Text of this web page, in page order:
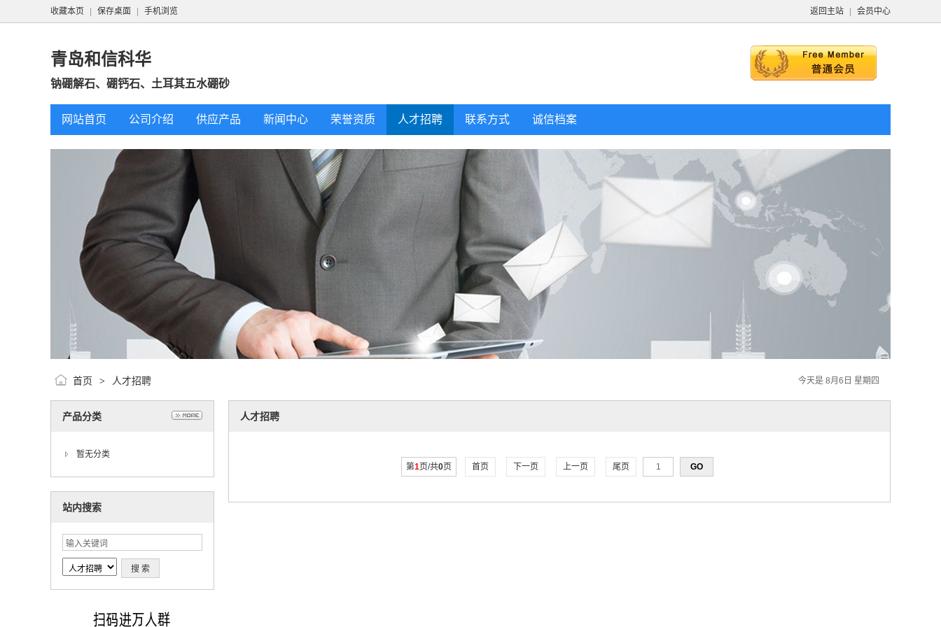
返回主站 会员中心
收藏本页 保存桌面 手机浏览
青岛和信科华
钠硼解石、硼钙石、土耳其五水硼砂
网站首页 公司介绍 供应产品 新闻中心 荣誉资质 人才招聘 联系方式 诚信档案
今天是 8月6日 星期四
首页 > 人才招聘
产品分类
暂无分类
站内搜索
人才招聘
第1页/共0页 首页 下一页 上一页 尾页